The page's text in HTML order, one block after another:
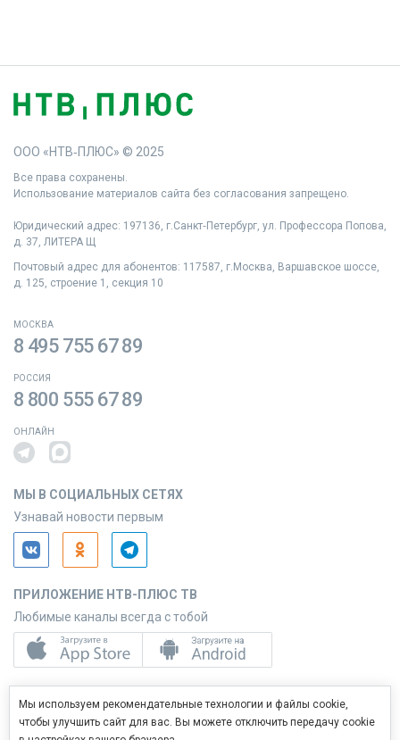
ООО «НТВ‑ПЛЮС» © 2025
Все права сохранены.
Использование материалов сайта без согласования запрещено.
Юридический адрес: 197136, г.Санкт‑Петербург, ул. Профессора Попова,
д. 37, ЛИТЕРА Щ
Почтовый адрес для абонентов: 117587, г.Москва, Варшавское шоссе,
д. 125, строение 1, секция 10
МОСКВА
8 495 755 67 89
РОССИЯ
8 800 555 67 89
ОНЛАЙН
МЫ В СОЦИАЛЬНЫХ СЕТЯХ
Узнавай новости первым
ПРИЛОЖЕНИЕ НТВ-ПЛЮС ТВ
Любимые каналы всегда с тобой
Управляй услугами с телефона
Мы используем рекомендательные технологии и файлы cookie,
чтобы улучшить сайт для вас. Вы можете отключить передачу cookie